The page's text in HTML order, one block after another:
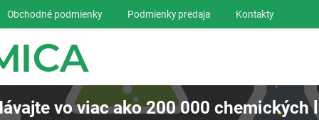
Obchodné podmienky Podmienky predaja Kontakty
vo viac ako200 000 chemických